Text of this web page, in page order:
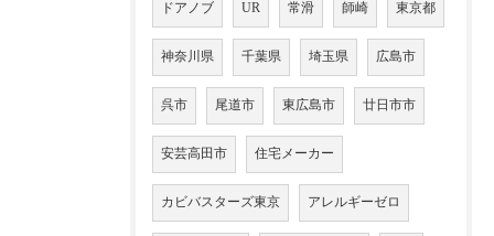
ドアノブ UR 常滑 師崎 東京都
神奈川県 千葉県 埼玉県 広島市
呉市 尾道市 東広島市 廿日市市
安芸高田市 住宅メーカー
カビバスターズ東京 アレルギーゼロ